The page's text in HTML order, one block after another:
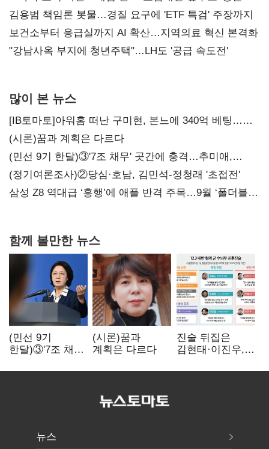
김용범 책임론 봇물…경질 요구에 'ETF 특검' 주장까지
보건소부터 응급실까지 AI 확산…지역의료 혁신 본격화
"강남사옥 부지에 청년주택"…LH도 '공급 속도전'
많이 본 뉴스
[IB토마토]아워홈 떠난 구미현, 본느에 340억 베팅…
가족 지배체제 구축
(시론)꿈과 계획은 다르다
(민선 9기 한달)③'7조 채무' 곳간에 충격…추미애,
20년만에 '비상재정' 선언 승부수
(정기여론조사)②당심·호남, 김민석-정청래 '초접전'
삼성 Z8 역대급 ‘흥행’에 애플 반격 주목…9월 ‘폴더블
함께 볼만한 뉴스
(민선 9기
한달)③'7조 채무'
추미애, 20년만에
(시론)꿈과
계획은 다르다
진술 뒤집은
김현태·이진우,
헌신"…법정서
뉴스